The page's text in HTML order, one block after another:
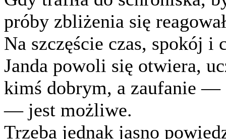
próby zbliżenia się
Na szczęście czas, spokój i
Janda powoli się otwiera,
kimś dobrym, a zaufanie —
— jest możliwe.
Trzeba jednak jasno